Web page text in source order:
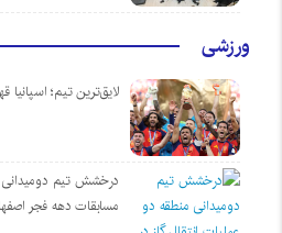
ورزشی
لایق‌ترین تیم؛ اسپانیا
درخشش تیم دومیدانی
مسابقات دهه فجر اصفهان / کسب